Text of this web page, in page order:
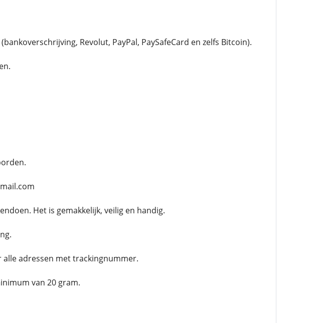
Revolut, PayPal, PaySafeCard en zelfs Bitcoin).
Het is gemakkelijk, veilig en handig.
adressen met trackingnummer.
van 20 gram.